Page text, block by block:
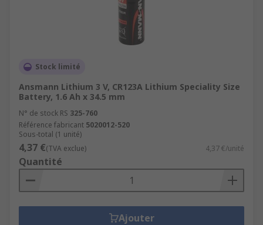
Stock limité
Ansmann Lithium 3 V, CR123A Lithium Speciality Size
Battery, 1.6 Ah x 34.5 mm
N° de stock RS 325-760
Référence fabricant 5020012-520
Sous-total (1 unité)
4,37 €(TVA exclue) 4,37 €/unité
Quantité
Ajouter